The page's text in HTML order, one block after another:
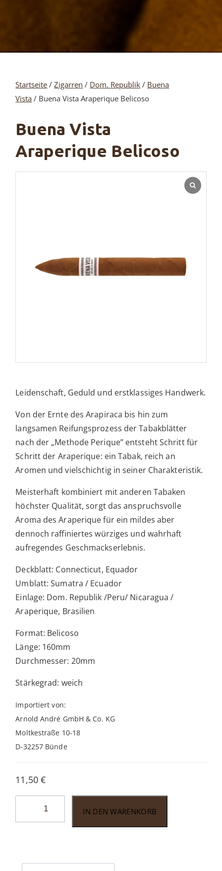
Startseite /Zigarren / Dom. Republik / Buena
Vista / Buena Vista Araperique Belicoso
Buena Vista
Araperique Belicoso
Leidenschaft, Geduld und erstklassiges Handwerk.
Von der Ernte des Arapiraca bis hin zum
langsamen Reifungsprozess der Tabakblätter
nach der „Methode Perique” entsteht Schritt für
Schritt der Araperique: ein Tabak, reich an
Aromen und vielschichtig in seiner Charakteristik.
Meisterhaft kombiniert mit anderen Tabaken
höchster Qualität, sorgt das anspruchsvolle
Aroma des Araperique für ein mildes aber
dennoch raffiniertes würziges und wahrhaft
aufregendes Geschmackserlebnis.
Deckblatt: Connecticut, Equador
Umblatt: Sumatra / Ecuador
Einlage: Dom. Republik /Peru/ Nicaragua /
Araperique, Brasilien
Format: Belicoso
Länge: 160mm
Durchmesser: 20mm
Stärkegrad: weich
Importiert von:
Arnold André GmbH & Co. KG
Moltkestraße 10-18
D-32257 Bünde
11,50 €
IN DEN WARENKORB